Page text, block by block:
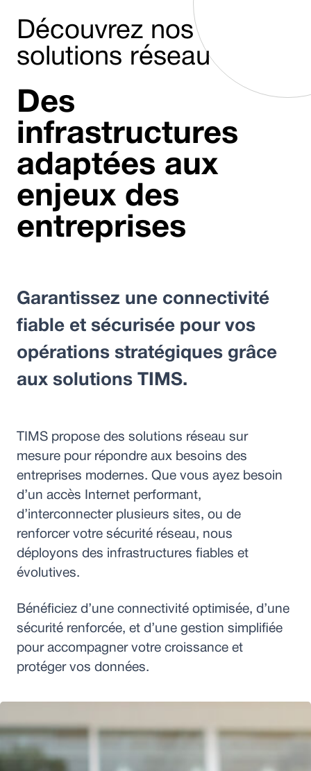
Découvrez nos
solutions réseau
Des
infrastructures
adaptées aux
enjeux des
entreprises
Garantissez une connectivité
fiable et sécurisée pour vos
opérations stratégiques grâce
aux solutions TIMS.
TIMS propose des solutions réseau sur
mesure pour répondre aux besoins des
entreprises modernes. Que vous ayez besoin
d’un accès Internet performant,
d’interconnecter plusieurs sites, ou de
renforcer votre sécurité réseau, nous
déployons des infrastructures fiables et
évolutives.
Bénéficiez d’une connectivité optimisée, d’une
sécurité renforcée, et d’une gestion simplifiée
pour accompagner votre croissance et
protéger vos données.